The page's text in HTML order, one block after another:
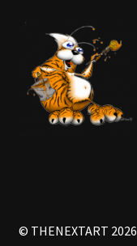
© THENEXTART 2026